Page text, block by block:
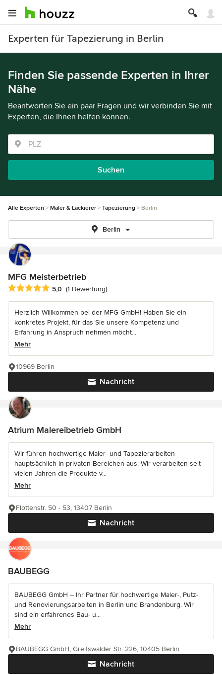
Experten für Tapezierung in Berlin
Finden Sie passende Experten in Ihrer
Nähe
Beantworten Sie ein paar Fragen und wir verbinden Sie mit
Experten, die Ihnen helfen können.
Suchen
Alle Experten Maler & Lackierer Tapezierung Berlin
Berlin
MFG Meisterbetrieb
Durchschnittliche Bewertung: 5 von 5 Sternen
5,0 (1 Bewertung)
Herzlich Willkommen bei der MFG GmbH! Haben Sie ein
konkretes Projekt, für das Sie unsere Kompetenz und
Erfahrung in Anspruch nehmen möcht...
Mehr
Nachricht
10969 Berlin
Atrium Malereibetrieb GmbH
Wir führen hochwertige Maler- und Tapezierarbeiten
hauptsächlich in privaten Bereichen aus. Wir verarbeiten seit
vielen Jahren die Produkte v...
Mehr
Nachricht
Flottenstr. 50 - 53, 13407 Berlin
BAUBEGG
BAUBEGG GmbH – Ihr Partner für hochwertige Maler-, Putz-
und Renovierungsarbeiten in Berlin und Brandenburg. Wir
sind ein erfahrenes Bau- u...
Mehr
Nachricht
BAUBEGG GmbH, Greifswalder Str. 226, 10405 Berlin